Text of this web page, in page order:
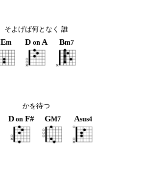
そよげば何となく 誰
Em D on A Bm7
かを待つ
D on F# GM7 Asus4